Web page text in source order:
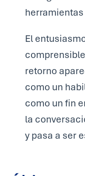
El
retorno
como un
como un fin
la
y pasa a ser